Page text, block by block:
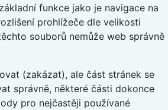
funkce jako je navigace na
prohlížeče dle velikosti
souborů nemůže web správně
(zakázat), ale část stránek se
správně, některé části dokonce
pro nejčastěji používané